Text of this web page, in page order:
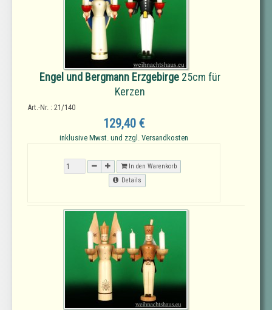
Engel und Bergmann Erzgebirge 25cm für
Kerzen
Art.-Nr. : 21/140
129,40 €
inklusive Mwst. und zzgl. Versandkosten
In den Warenkorb
Details